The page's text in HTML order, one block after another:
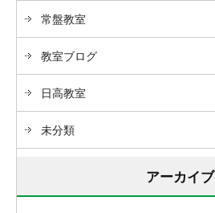
常盤教室
教室ブログ
日高教室
未分類
アーカイブ